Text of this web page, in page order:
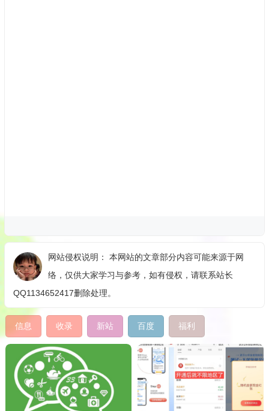
网站侵权说明： 本网站的文章部分内容可能来源于网
络，仅供大家学习与参考，如有侵权，请联系站长
QQ1134652417删除处理。
信息 收录 新站 百度 福利